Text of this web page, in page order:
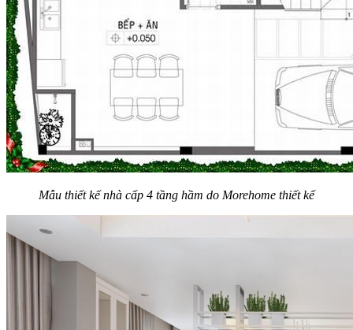
Mẫu thiết kế nhà cấp 4 tầng hầm do Morehome thiết kế